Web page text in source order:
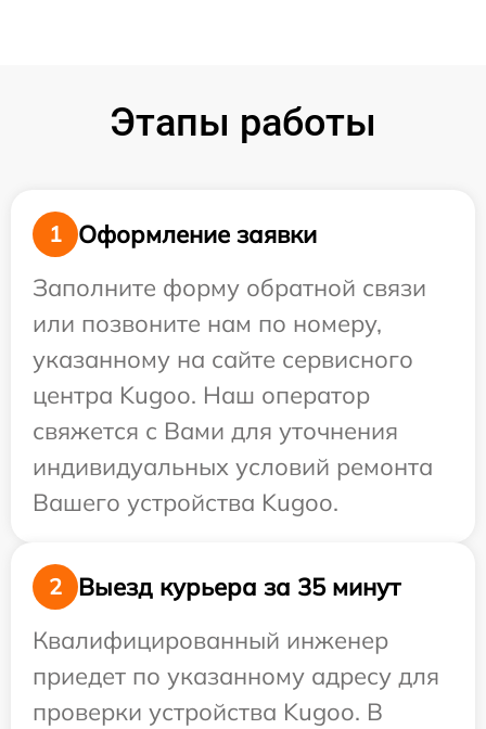
Этапы работы
1
Оформление заявки
Заполните форму обратной связи
или позвоните нам по номеру,
указанному на сайте сервисного
центра Kugoo. Наш оператор
свяжется с Вами для уточнения
индивидуальных условий ремонта
Вашего устройства Kugoo.
2
Выезд курьера за 35 минут
Квалифицированный инженер
приедет по указанному адресу для
проверки устройства Kugoo. В